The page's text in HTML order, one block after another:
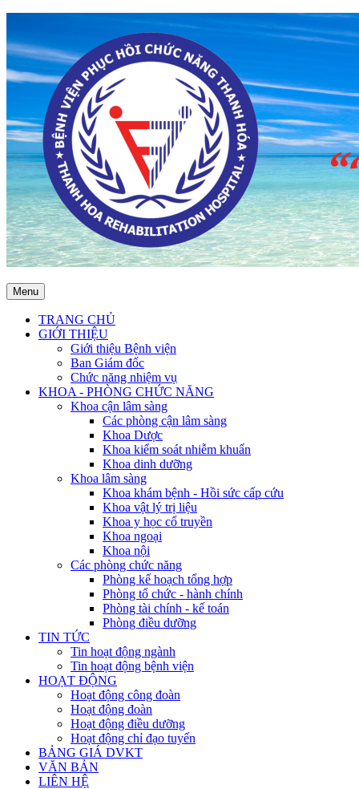
Menu
TRANG CHỦ
GIỚI THIỆU
Giới thiệu Bệnh viện
Ban Giám đốc
Chức năng nhiệm vụ
KHOA - PHÒNG CHỨC NĂNG
Khoa cận lâm sàng
Các phòng cận lâm sàng
Khoa Dược
Khoa kiểm soát nhiễm khuẩn
Khoa dinh dưỡng
Khoa lâm sàng
Khoa khám bệnh - Hồi sức cấp cứu
Khoa vật lý trị liệu
Khoa y học cổ truyền
Khoa ngoại
Khoa nội
Các phòng chức năng
Phòng kế hoạch tổng hợp
Phòng tổ chức - hành chính
Phòng tài chính - kế toán
Phòng điều dưỡng
TIN TỨC
Tin hoạt động ngành
Tin hoạt động bệnh viện
HOẠT ĐỘNG
Hoạt động công đoàn
Hoạt động đoàn
Hoạt động điều dưỡng
Hoạt động chỉ đạo tuyến
BẢNG GIÁ DVKT
VĂN BẢN
LIÊN HỆ